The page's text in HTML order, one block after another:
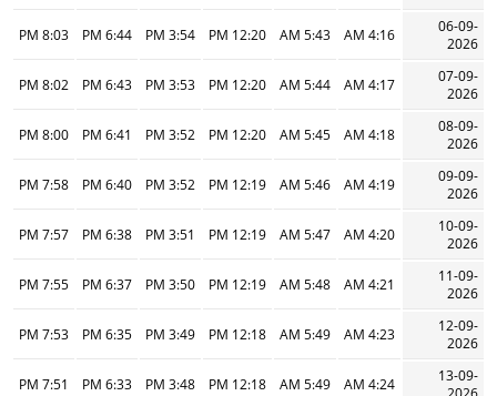
06-09-
2026
4:16 AM
5:43 AM
12:20 PM
3:54 PM
6:44 PM
8:03 PM
07-09-
2026
4:17 AM
5:44 AM
12:20 PM
3:53 PM
6:43 PM
8:02 PM
08-09-
2026
4:18 AM
5:45 AM
12:20 PM
3:52 PM
6:41 PM
8:00 PM
09-09-
2026
4:19 AM
5:46 AM
12:19 PM
3:52 PM
6:40 PM
7:58 PM
10-09-
2026
4:20 AM
5:47 AM
12:19 PM
3:51 PM
6:38 PM
7:57 PM
11-09-
2026
4:21 AM
5:48 AM
12:19 PM
3:50 PM
6:37 PM
7:55 PM
12-09-
2026
4:23 AM
5:49 AM
12:18 PM
3:49 PM
6:35 PM
7:53 PM
13-09-
4:24 AM
5:49 AM
12:18 PM
3:48 PM
6:33 PM
7:51 PM